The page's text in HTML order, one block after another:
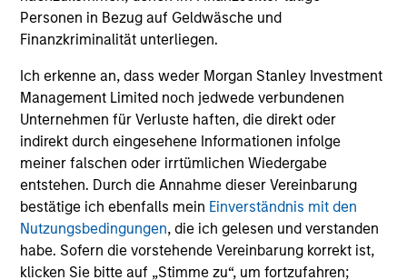
Personen in Bezug auf Geldwäsche und
Finanzkriminalität unterliegen.
Ich erkenne an, dass weder Morgan Stanley Investment
Management Limited noch jedwede verbundenen
Unternehmen für Verluste haften, die direkt oder
indirekt durch eingesehene Informationen infolge
meiner falschen oder irrtümlichen Wiedergabe
entstehen. Durch die Annahme dieser Vereinbarung
bestätige ich ebenfalls mein Einverständnis mit den
Nutzungsbedingungen, die ich gelesen und verstanden
habe. Sofern die vorstehende Vereinbarung korrekt ist,
klicken Sie bitte auf „Stimme zu“, um fortzufahren;
Filters
Nopalera
Consumer
Reps.ai
Technology